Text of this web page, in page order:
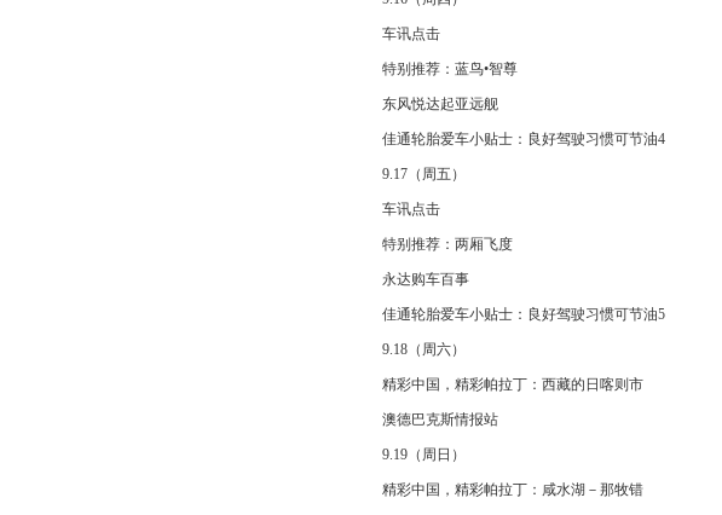
车讯点击
特别推荐：蓝鸟•智尊
东风悦达起亚远舰
佳通轮胎爱车小贴士：良好驾驶习惯可节油4
9.17（周五）
车讯点击
特别推荐：两厢飞度
永达购车百事
佳通轮胎爱车小贴士：良好驾驶习惯可节油5
9.18（周六）
精彩中国，精彩帕拉丁：西藏的日喀则市
澳德巴克斯情报站
9.19（周日）
精彩中国，精彩帕拉丁：咸水湖－那牧错